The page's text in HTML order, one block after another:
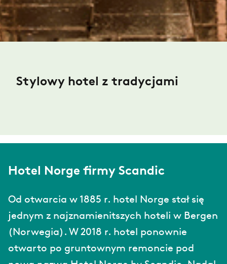
Stylowy hotel z tradycjami
Hotel Norge firmy Scandic
Od otwarcia w 1885 r. hotel Norge stał się
jednym z najznamienitszych hoteli w Bergen
(Norwegia). W 2018 r. hotel ponownie
otwarto po gruntownym remoncie pod